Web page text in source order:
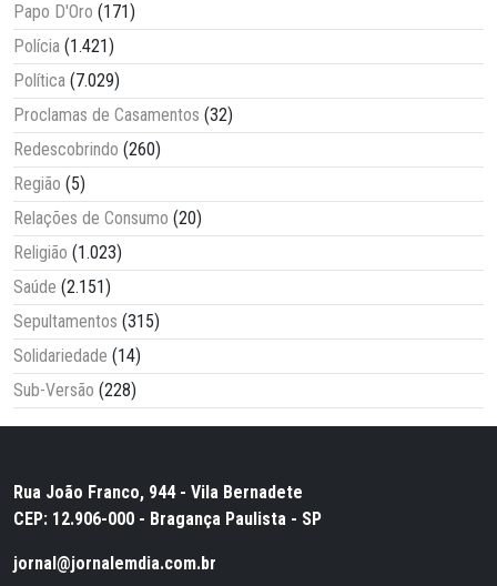
Papo D'Oro (171)
Polícia (1.421)
Política (7.029)
Proclamas de Casamentos (32)
Redescobrindo (260)
Região (5)
Relações de Consumo (20)
Religião (1.023)
Saúde (2.151)
Sepultamentos (315)
Solidariedade (14)
Sub-Versão (228)
Rua João Franco, 944 - Vila Bernadete
CEP: 12.906-000 - Bragança Paulista - SP
jornal@jornalemdia.com.br